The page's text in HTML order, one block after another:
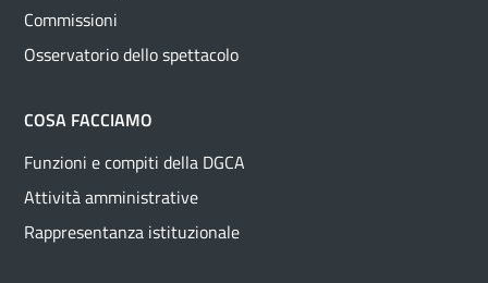
Commissioni
Osservatorio dello spettacolo
COSA FACCIAMO
Funzioni e compiti della DGCA
Attività amministrative
Rappresentanza istituzionale